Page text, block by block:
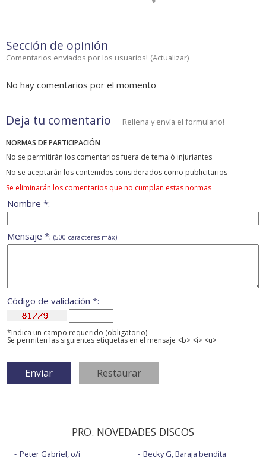
Sección de opinión
Comentarios enviados por los usuarios! (Actualizar)
No hay comentarios por el momento
Deja tu comentario Rellena y envía el formulario!
NORMAS DE PARTICIPACIÓN
No se permitirán los comentarios fuera de tema ó injuriantes
No se aceptarán los contenidos considerados como publicitarios
Se eliminarán los comentarios que no cumplan estas normas
Nombre *:
Mensaje *: (500 caracteres máx)
Código de validación *:
*Indica un campo requerido (obligatorio)
Se permiten las siguientes etiquetas en el mensaje <b> <i> <u>
PRO. NOVEDADES DISCOS
Peter Gabriel, o/i
Becky G, Baraja bendita